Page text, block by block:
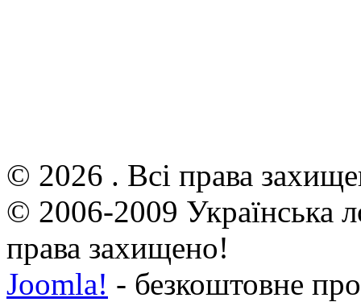
© 2026 . Всі права
© 2006-2009 Українська
права захищено!
Joomla! - безкоштовне